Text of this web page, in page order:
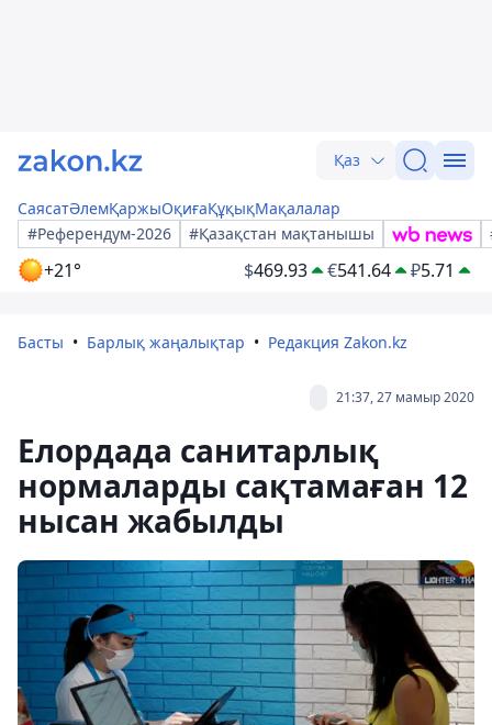
Қаз
СаясатӘлемҚаржыОқиғаҚұқықМақалалар
#Референдум-2026
#Қазақстан мақтанышы
+21° $469.93 €541.64 ₽5.71
Басты Барлық жаңалықтар Редакция Zakon.kz
21:37, 27 мамыр 2020
Елордада санитарлық
нормаларды сақтамаған 12
нысан жабылды